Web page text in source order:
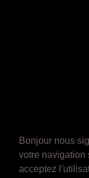
Bonjour nous
votre navigation
acceptez